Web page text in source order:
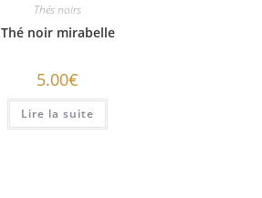
Thés noirs
Thé noir mirabelle
5.00€
Lire la suite